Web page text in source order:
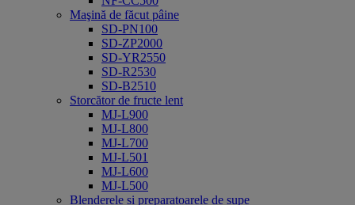
Maşină de făcut pâine
SD-PN100
SD-ZP2000
SD-YR2550
SD-R2530
SD-B2510
Storcător de fructe lent
MJ-L900
MJ-L800
MJ-L700
MJ-L501
MJ-L600
MJ-L500
Blenderele și preparatoarele de supe